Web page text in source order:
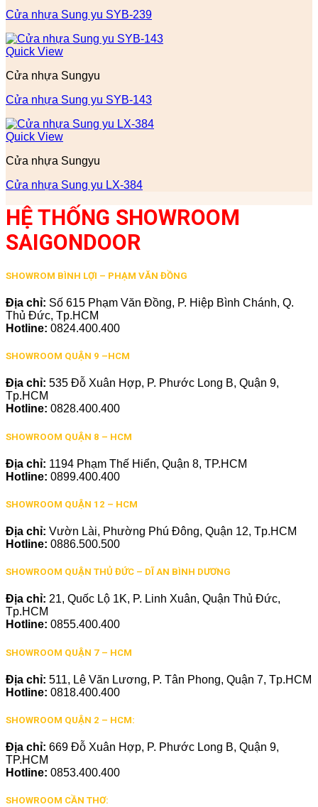
Cửa nhựa Sung yu SYB-239
Quick View
Cửa nhựa Sungyu
Cửa nhựa Sung yu SYB-143
Quick View
Cửa nhựa Sungyu
Cửa nhựa Sung yu LX-384
HỆ THỐNG SHOWROOM
SAIGONDOOR
SHOWROM BÌNH LỢI – PHẠM VĂN ĐỒNG
Địa chỉ: Số 615 Phạm Văn Đồng, P. Hiệp Bình Chánh, Q.
Thủ Đức, Tp.HCM
Hotline: 0824.400.400
SHOWROOM QUẬN 9 –HCM
Địa chỉ: 535 Đỗ Xuân Hợp, P. Phước Long B, Quận 9,
Tp.HCM
Hotline: 0828.400.400
SHOWROOM QUẬN 8 – HCM
Địa chỉ: 1194 Phạm Thế Hiển, Quận 8, TP.HCM
Hotline: 0899.400.400
SHOWROOM QUẬN 12 – HCM
Địa chỉ: Vườn Lài, Phường Phú Đông, Quận 12, Tp.HCM
Hotline: 0886.500.500
SHOWROOM QUẬN THỦ ĐỨC – DĨ AN BÌNH DƯƠNG
Địa chỉ: 21, Quốc Lộ 1K, P. Linh Xuân, Quận Thủ Đức,
Tp.HCM
Hotline: 0855.400.400
SHOWROOM QUẬN 7 – HCM
Địa chỉ: 511, Lê Văn Lương, P. Tân Phong, Quận 7, Tp.HCM
Hotline: 0818.400.400
SHOWROOM QUẬN 2 – HCM:
Địa chỉ: 669 Đỗ Xuân Hợp, P. Phước Long B, Quận 9,
TP.HCM
Hotline: 0853.400.400
SHOWROOM CẦN THƠ: